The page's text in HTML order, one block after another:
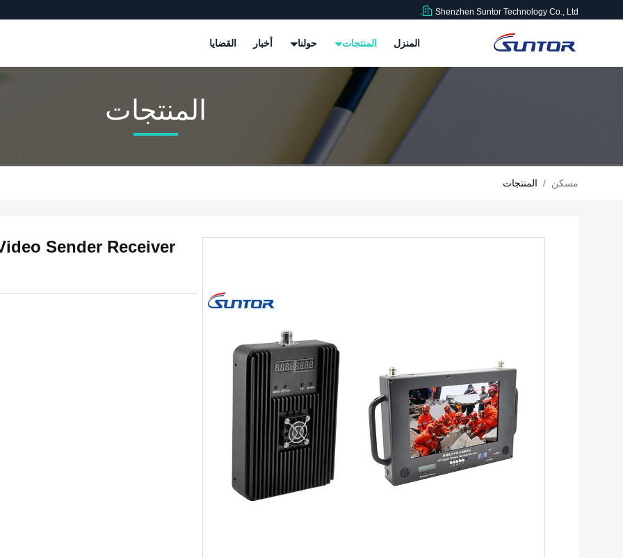
Shenzhen Suntor Technology Co., Ltd.
المنزل المنتجات حولنا أخبار القضايا
المنتجات
مسكن / المنتجات